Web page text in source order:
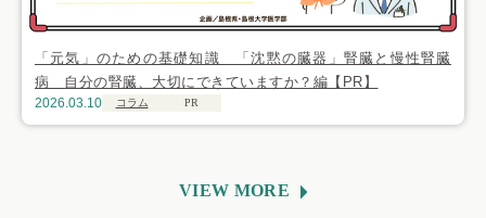
「元気」のための基礎知識 「沈黙の臓器」腎臓と慢性腎臓
病 自分の腎臓、大切にできていますか？編【PR】
2026.03.10 コラム PR
VIEW MORE